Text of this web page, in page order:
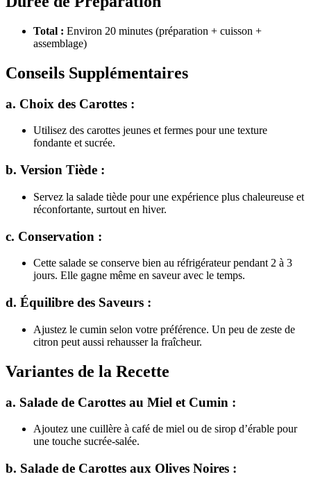
Total : Environ 20 minutes (préparation + cuisson +
assemblage)
Conseils Supplémentaires
a. Choix des Carottes :
Utilisez des carottes jeunes et fermes pour une texture
fondante et sucrée.
b. Version Tiède :
Servez la salade tiède pour une expérience plus chaleureuse et
réconfortante, surtout en hiver.
c. Conservation :
Cette salade se conserve bien au réfrigérateur pendant 2 à 3
jours. Elle gagne même en saveur avec le temps.
d. Équilibre des Saveurs :
Ajustez le cumin selon votre préférence. Un peu de zeste de
citron peut aussi rehausser la fraîcheur.
Variantes de la Recette
a. Salade de Carottes au Miel et Cumin :
Ajoutez une cuillère à café de miel ou de sirop d’érable pour
une touche sucrée-salée.
b. Salade de Carottes aux Olives Noires :